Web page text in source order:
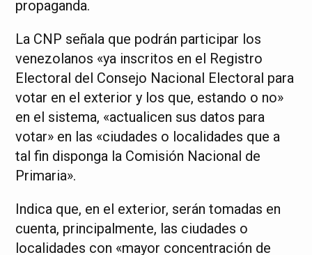
propaganda.
La CNP señala que podrán participar los
venezolanos «ya inscritos en el Registro
Electoral del Consejo Nacional Electoral para
votar en el exterior y los que, estando o no»
en el sistema, «actualicen sus datos para
votar» en las «ciudades o localidades que a
tal fin disponga la Comisión Nacional de
Primaria».
Indica que, en el exterior, serán tomadas en
cuenta, principalmente, las ciudades o
localidades con «mayor concentración de